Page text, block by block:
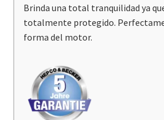
Brinda una total tranquilidad ya
totalmente protegido.
forma del motor.